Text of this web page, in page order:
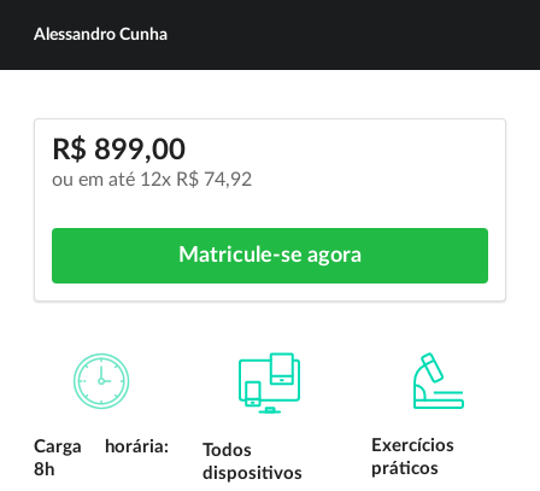
Alessandro Cunha
R$ 899,00
ou em até 12x R$ 74,92
Matricule-se agora
Carga horária:
8h
Todos
dispositivos
Exercícios
práticos